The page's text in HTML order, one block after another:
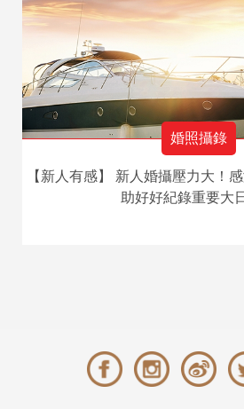
婚照攝錄
【新人有感】 新人婚攝壓力大！
助好好紀錄重要大